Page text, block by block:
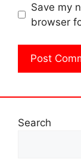
Save my
browser
Search